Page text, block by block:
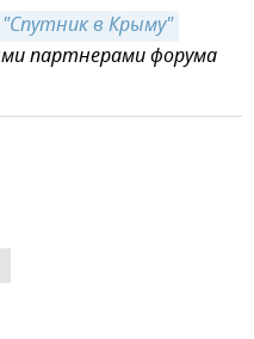
в Крыму"
партнерами форума